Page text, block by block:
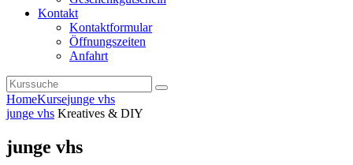
Kontakt
Kontaktformular
Öffnungszeiten
Anfahrt
HomeKursejunge vhs
junge vhs Kreatives & DIY
junge vhs